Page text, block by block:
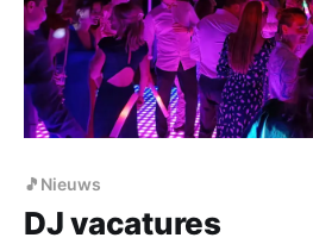
🎵Nieuws
DJ vacatures